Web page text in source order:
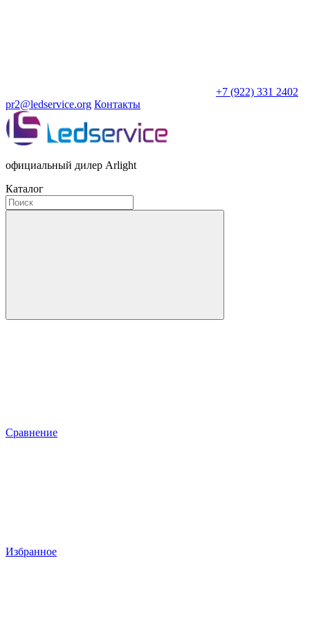
+7 (922) 331 2402
pr2@ledservice.org Контакты
официальный дилер Arlight
Каталог
Сравнение
Избранное